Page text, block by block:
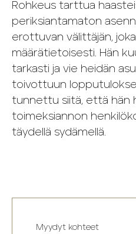
Rohkeus tarttua
periksiantamaton
erottuvan välittäjän,
määrätietoisesti. Hän
tarkasti ja vie heidän
toivottuun
tunnettu siitä, että hän
toimeksiannon
täydellä sydämellä.
Myydyt kohteet